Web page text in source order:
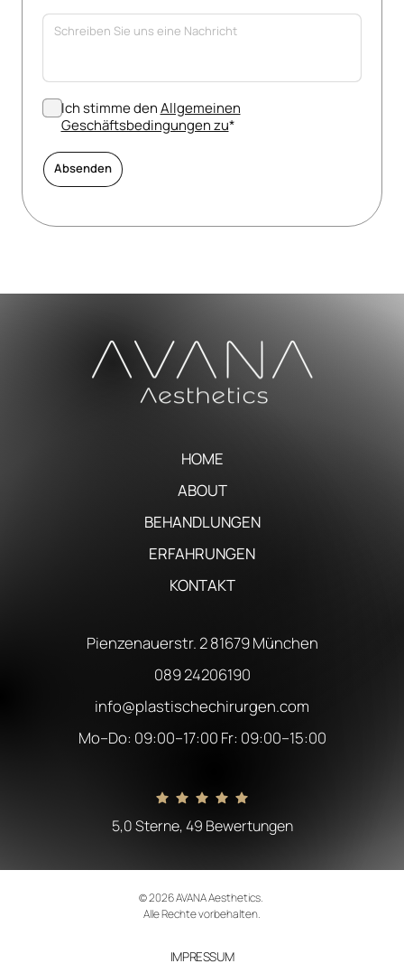
Ich stimme denAllgemeinen
Geschäftsbedingungen zu(opens in new tab)
*
Absenden
HOME
ABOUT
BEHANDLUNGEN
ERFAHRUNGEN
KONTAKT
Pienzenauerstr. 2 81679 München
089 24206190
info@plastischechirurgen.com
Mo–Do: 09:00–17:00 Fr: 09:00–15:00
5,0 Sterne, 49 Bewertungen
© 2026 AVANA Aesthetics.
Alle Rechte vorbehalten.
IMPRESSUM